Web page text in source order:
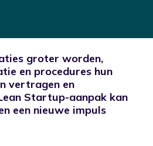
groter worden,
en procedures hun
vertragen en
Startup-aanpak kan
een nieuwe impuls